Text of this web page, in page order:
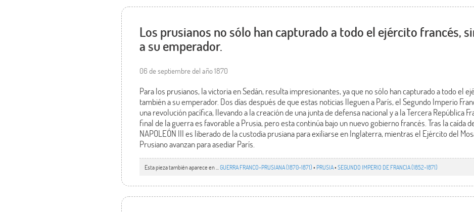
Los prusianos no sólo han capturado a todo el ejército francés,
a su emperador.
06 de septiembre del año 1870
Para los prusianos, la victoria en Sedán, resulta impresionantes, ya que no sólo han capturado a todo el
también a su emperador. Dos días después de que estas noticias lleguen a París, el Segundo Imperio
una revolución pacífica, llevando a la creación de una junta de defensa nacional y a la Tercera República
final de la guerra es favorable a Prusia, pero esta continúa bajo un nuevo gobierno francés. Tras la caída
NAPOLEÓN III es liberado de la custodia prusiana para exiliarse en Inglaterra, mientras el Ejército del
Prusiano avanzan para asediar París.
Esta pieza también aparece en ...GUERRA FRANCO-PRUSIANA (1870-1871)• PRUSIA•SEGUNDO IMPERIO DE FRANCIA (1852-1871)